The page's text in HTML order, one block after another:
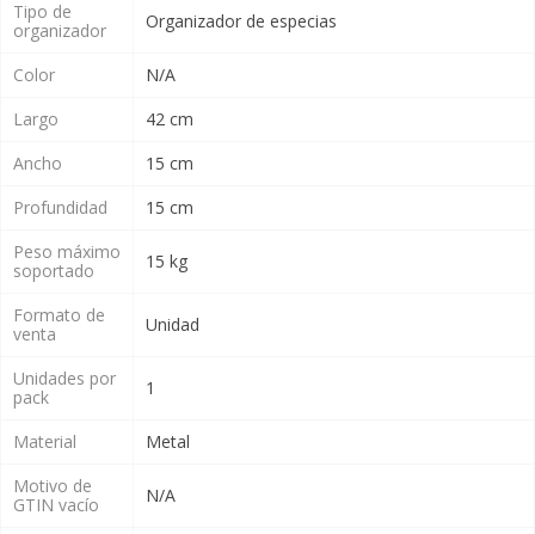
Tipo de
organizador
Organizador de especias
Color
N/A
Largo
42 cm
Ancho
15 cm
Profundidad
15 cm
Peso máximo
soportado
15 kg
Formato de
venta
Unidad
Unidades por
pack
1
Material
Metal
Motivo de
GTIN vacío
N/A